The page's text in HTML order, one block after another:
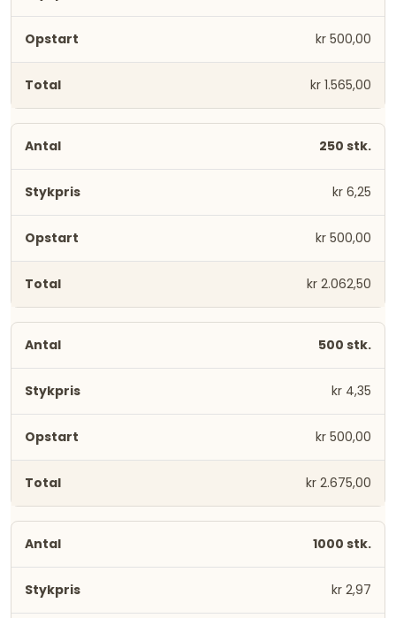
kr 500,00
kr 1.565,00
250 stk.
kr 6,25
kr 500,00
kr 2.062,50
500 stk.
kr 4,35
kr 500,00
kr 2.675,00
1000 stk.
kr 2,97